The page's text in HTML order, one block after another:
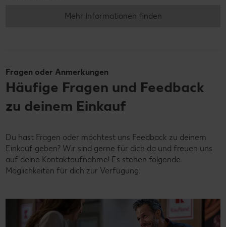
Mehr Informationen finden
Fragen oder Anmerkungen
Häufige Fragen und Feedback
zu deinem Einkauf
Du hast Fragen oder möchtest uns Feedback zu deinem
Einkauf geben? Wir sind gerne für dich da und freuen uns
auf deine Kontaktaufnahme! Es stehen folgende
Möglichkeiten für dich zur Verfügung.